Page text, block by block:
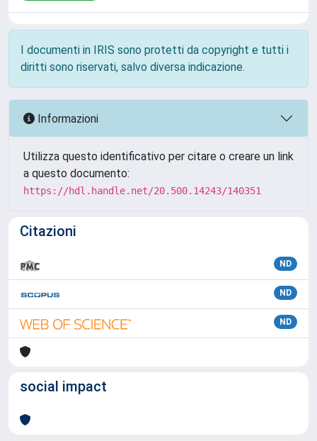
I documenti in IRIS sono protetti da copyright e tutti i
diritti sono riservati, salvo diversa indicazione.
Informazioni
Utilizza questo identificativo per citare o creare un link
a questo documento:
https://hdl.handle.net/20.500.14243/140351
Citazioni
ND
ND
ND
social impact